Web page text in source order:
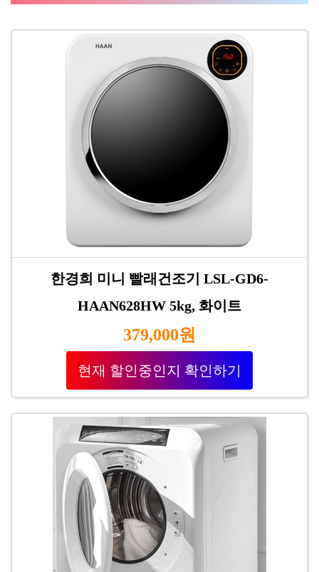
한경희 미니 빨래건조기 LSL-GD6-
HAAN628HW 5kg, 화이트
379,000원
현재 할인중인지 확인하기